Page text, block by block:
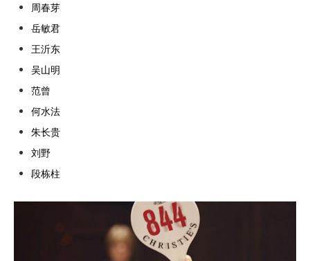
周春芽
岳敏君
王沂东
吴山明
范曾
何水法
朱长贵
刘野
段栋柱